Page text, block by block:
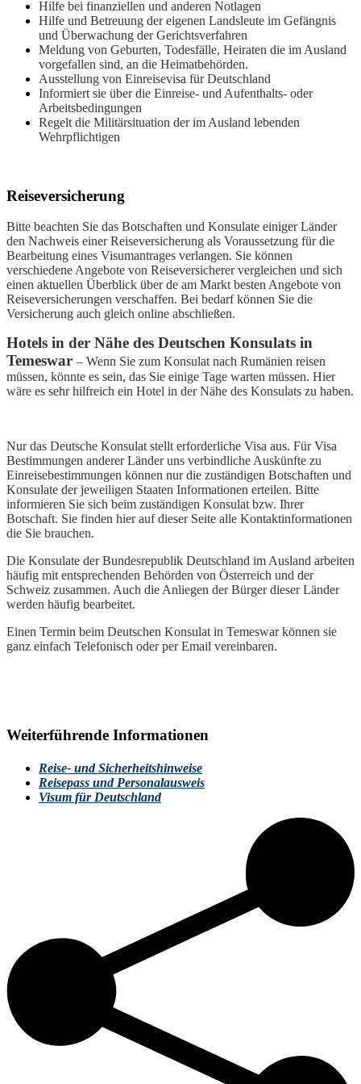
Hilfe bei finanziellen und anderen Notlagen
Hilfe und Betreuung der eigenen Landsleute im Gefängnis
und Überwachung der Gerichtsverfahren
Meldung von Geburten, Todesfälle, Heiraten die im Ausland
vorgefallen sind, an die Heimatbehörden.
Ausstellung von Einreisevisa für Deutschland
Informiert sie über die Einreise- und Aufenthalts- oder
Arbeitsbedingungen
Regelt die Militärsituation der im Ausland lebenden
Wehrpflichtigen
Reiseversicherung
Bitte beachten Sie das Botschaften und Konsulate einiger Länder
den Nachweis einer Reiseversicherung als Voraussetzung für die
Bearbeitung eines Visumantrages verlangen. Sie können
verschiedene Angebote von Reiseversicherer vergleichen und sich
einen aktuellen Überblick über de am Markt besten Angebote von
Reiseversicherungen verschaffen. Bei bedarf können Sie die
Versicherung auch gleich online abschließen.
Hotels in der Nähe des Deutschen Konsulats in
Temeswar – Wenn Sie zum Konsulat nach Rumänien reisen
müssen, könnte es sein, das Sie einige Tage warten müssen. Hier
wäre es sehr hilfreich ein Hotel in der Nähe des Konsulats zu haben.
Nur das Deutsche Konsulat stellt erforderliche Visa aus. Für Visa
Bestimmungen anderer Länder uns verbindliche Auskünfte zu
Einreisebestimmungen können nur die zuständigen Botschaften und
Konsulate der jeweiligen Staaten Informationen erteilen. Bitte
informieren Sie sich beim zuständigen Konsulat bzw. Ihrer
Botschaft. Sie finden hier auf dieser Seite alle Kontaktinformationen
die Sie brauchen.
Die Konsulate der Bundesrepublik Deutschland im Ausland arbeiten
häufig mit entsprechenden Behörden von Österreich und der
Schweiz zusammen. Auch die Anliegen der Bürger dieser Länder
werden häufig bearbeitet.
Einen Termin beim Deutschen Konsulat in Temeswar können sie
ganz einfach Telefonisch oder per Email vereinbaren.
Weiterführende Informationen
Reise- und Sicherheitshinweise
Reisepass und Personalausweis
Visum für Deutschland